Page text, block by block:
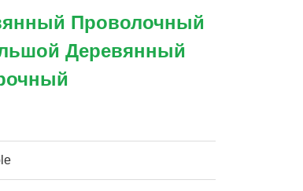
Проволочный
Деревянный